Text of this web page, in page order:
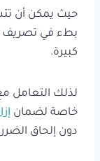
حيث يمكن أن
بطء في تصريف
كبيرة.
لذلك التعامل
خاصة لضمان
دون إلحاق الضرر